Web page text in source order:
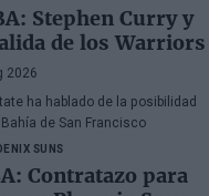
Stephen Curry y
de los Warriors
2026
ha hablado de la posibilidad
de San Francisco
SUNS
Contratazo para